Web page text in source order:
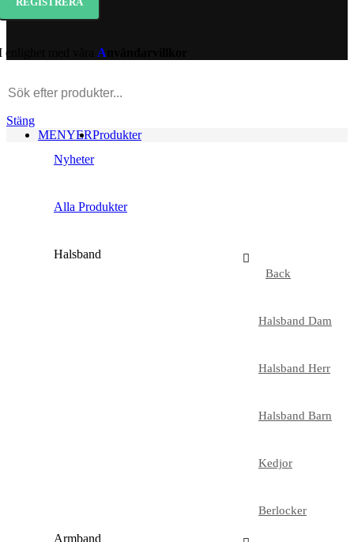
enlighet med våra A
Stäng
MENYERProdukter
Nyheter
Alla Produkter
Halsband
Back
Halsband Dam
Halsband Herr
Halsband Barn
Kedjor
Berlocker
Armband